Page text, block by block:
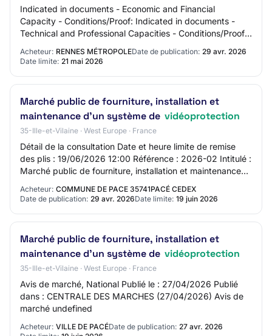
Indicated in documents - Economic and Financial
Capacity - Conditions/Proof: Indicated in documents -
Technical and Professional Capacities - Conditions/Proof:
Indicated in documents Submission Deadl…
Acheteur: RENNES MÉTROPOLEDate de publication: 29 avr. 2026
Date limite: 21 mai 2026
Marché public de fourniture, installation et
maintenance d’un système de vidéoprotection
35-Ille-et-Vilaine · West Europe · France
Détail de la consultation Date et heure limite de remise
des plis : 19/06/2026 12:00 Référence : 2026-02 Intitulé :
Marché public de fourniture, installation et maintenance
Acheteur: COMMUNE DE PACE 35741PACÉ CEDEX
Date de publication: 29 avr. 2026Date limite: 19 juin 2026
Marché public de fourniture, installation et
maintenance d'un système de vidéoprotection
35-Ille-et-Vilaine · West Europe · France
Avis de marché, National Publié le : 27/04/2026 Publié
dans : CENTRALE DES MARCHES (27/04/2026) Avis de
marché undefined
Acheteur: VILLE DE PACÉDate de publication: 27 avr. 2026